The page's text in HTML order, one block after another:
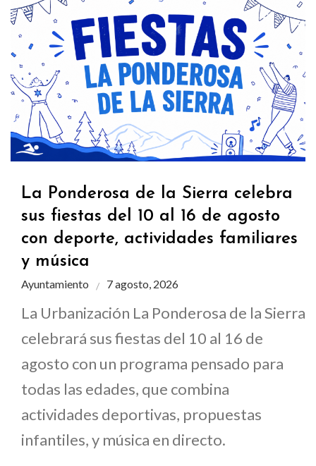
La Ponderosa de la Sierra celebra
sus fiestas del 10 al 16 de agosto
con deporte, actividades familiares
y música
Ayuntamiento 7 agosto, 2026
La Urbanización La Ponderosa de la Sierra
celebrará sus fiestas del 10 al 16 de
agosto con un programa pensado para
todas las edades, que combina
actividades deportivas, propuestas
infantiles, y música en directo.